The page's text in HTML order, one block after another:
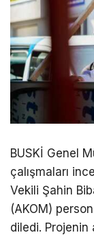
BUSKİ Genel
çalışmaları
Vekili Şahin
(AKOM)
diledi. Projenin